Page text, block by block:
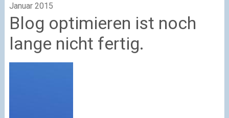
Januar 2015
Blog optimieren ist noch
lange nicht fertig.